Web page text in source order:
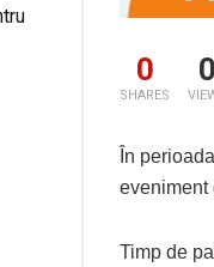
0
SHARES
0
În perioada
eveniment
Timp de